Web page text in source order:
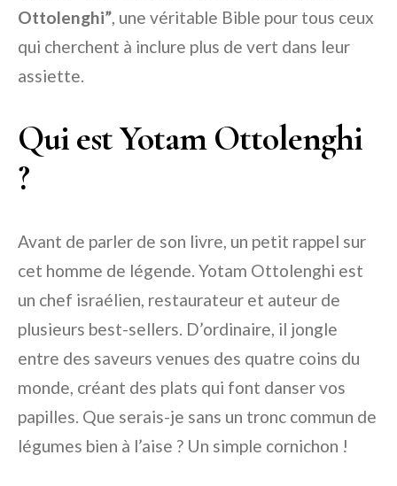
Ottolenghi”, une véritable Bible pour tous ceux
qui cherchent à inclure plus de vert dans leur
assiette.
Qui est Yotam Ottolenghi
?
Avant de parler de son livre, un petit rappel sur
cet homme de légende. Yotam Ottolenghi est
un chef israélien, restaurateur et auteur de
plusieurs best-sellers. D’ordinaire, il jongle
entre des saveurs venues des quatre coins du
monde, créant des plats qui font danser vos
papilles. Que serais-je sans un tronc commun de
légumes bien à l’aise ? Un simple cornichon !